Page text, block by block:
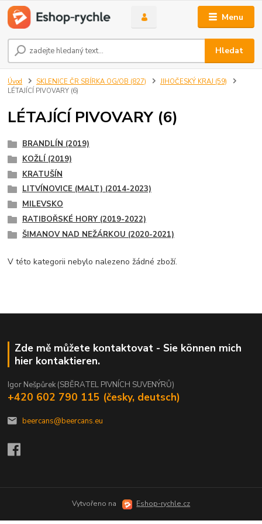
Menu
Hledat
Úvod SKLENICE ČR SBÍRKA OG/OB (827)
JIHOČESKÝ KRAJ (59)
LÉTAJÍCÍ PIVOVARY (6)
LÉTAJÍCÍ PIVOVARY (6)
BRANDLÍN (2019)
KOŽLÍ (2019)
KRATUŠÍN
LITVÍNOVICE (MALT) (2014-2023)
MILEVSKO
RATIBOŘSKÉ HORY (2019-2022)
ŠIMANOV NAD NEŽÁRKOU (2020-2021)
V této kategorii nebylo nalezeno žádné zboží.
Zde mě můžete kontaktovat - Sie können mich
hier kontaktieren.
Igor Nešpůrek (SBĚRATEL PIVNÍCH SUVENÝRŮ)
+420 602 790 115 (česky, deutsch)
beercans@beercans.eu
Vytvořeno na Eshop-rychle.cz